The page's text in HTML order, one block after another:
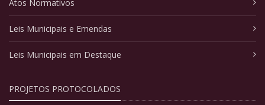
Atos Normativos
Leis Municipais e Emendas
Leis Municipais em Destaque
PROJETOS PROTOCOLADOS